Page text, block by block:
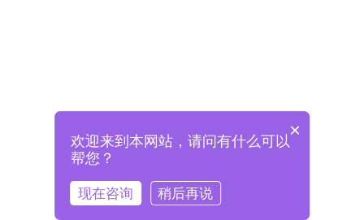
登录即表示已阅读并同意《格兰德官网用户协议》
×
欢迎来到本网站，请问有什么可以
帮您？
现在咨询 稍后再说